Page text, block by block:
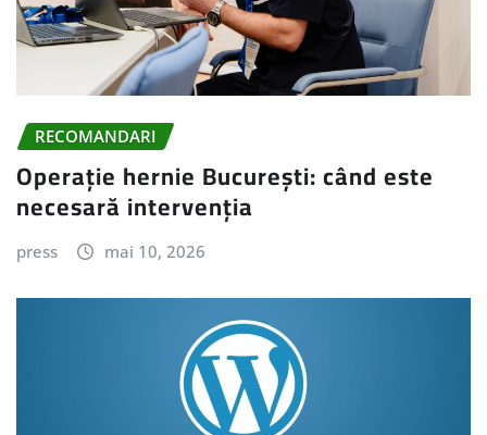
RECOMANDARI
Operație hernie București: când este
necesară intervenția
press mai 10, 2026